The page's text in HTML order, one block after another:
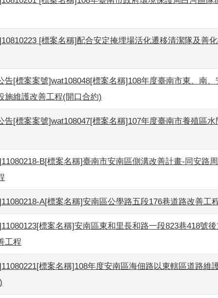
[標案名稱]配合安定掩埋場活化遷移清潔隊及善
告[標案案號]wat108048[標案名稱]108年度臺南市東、南、
施維護改善工程(開口合約)
告[標案案號]wat108047[標案名稱]107年度臺南市養殖區水
B[標案名稱]臺南市安南區側溝改善計畫-同安路
A[標案名稱]安南區公學路五段176巷道路改善工
標案名稱]安南區東和里長和路一段823巷418號
工程
標案名稱]108年度安南區海佃路以東轄區道路維